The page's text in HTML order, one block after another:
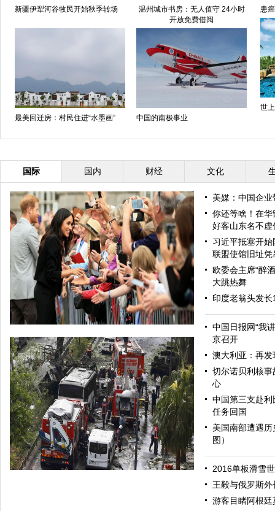
新疆伊犁河谷牧民开始秋季转场
温州城市书房：无人值守 24小时
开放免费借阅
最美回迁房：村民住进“水墨画” 中国的南极事业
患
世
国际 国内 财经 文化
哈里与梅根亮相都柏林街头接受民众欢迎
美媒：中国企
你还等啥！在
好客山东名不虚
习近平抵塞开
联盟使馆旧址凭
欧委会主席“醉
大跳热舞
印度老翁头发
中国日报网“我
京召开
澳大利亚：再
切尔诺贝利核
心
中国第三支赴
任务回国
美国南部遭遇
图）
2016单板滑雪
王毅与俄罗斯
游客目睹阿根